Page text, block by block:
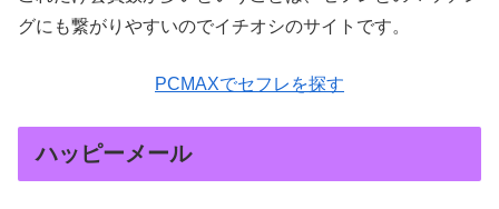
グにも繋がりやすいのでイチオシのサイトです。
PCMAXでセフレを探す
ハッピーメール